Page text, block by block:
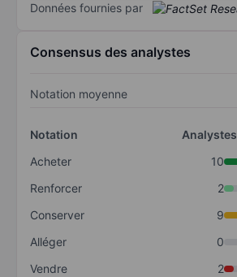
Données fournies par
Consensus des analystes
Notation moyenne
Notation
Analystes
Acheter
10
Renforcer
2
Conserver
9
Alléger
0
Vendre
2